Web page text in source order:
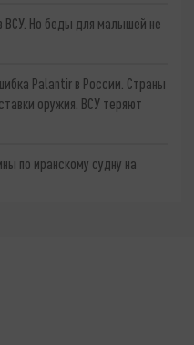
ВСУ. Но беды для малышей не
Palantir в России. Страны
оружия. ВСУ теряют
по иранскому судну на